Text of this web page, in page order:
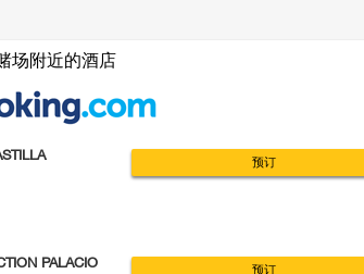
场附近的酒店
预订
PALACIO 预订